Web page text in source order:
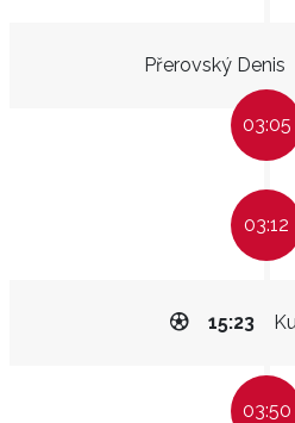
Přerovský Denis
03:05
03:12
15:23
03:50